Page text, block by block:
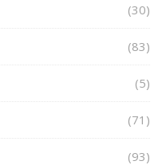
(30)
(83)
(5)
(71)
(93)